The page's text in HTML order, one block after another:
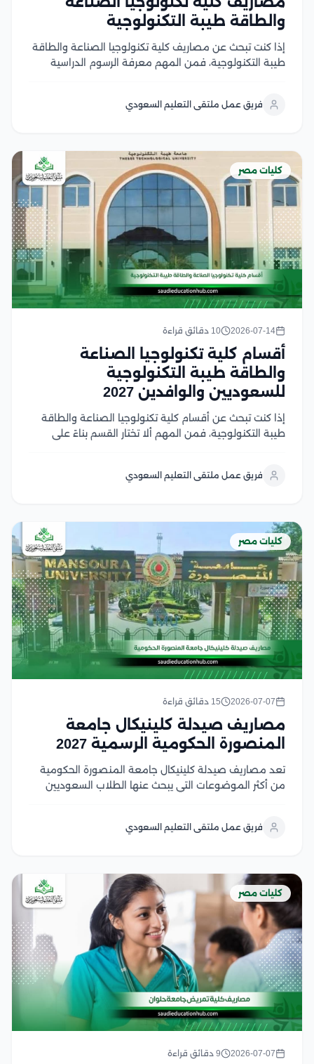
والطاقة طيبة التكنولوجية
إذا كنت تبحث عن مصاريف كلية تكنولوجيا الصناعة والطاقة
طيبة التكنولوجية، فمن المهم معرفة الرسوم الدراسية
العملي والتطبيق الصناعي إلى جانب الدراسة الأكاديمية
فريق عمل ملتقى التعليم السعودي
كليات مصر
2026-07-14 10 دقائق قراءة
أقسام كلية تكنولوجيا الصناعة
والطاقة طيبة التكنولوجية
للسعوديين والوافدين 2027
إذا كنت تبحث عن أقسام كلية تكنولوجيا الصناعة والطاقة
طيبة التكنولوجية، فمن المهم ألا تختار القسم بناءً على
وتتميز الكلية بتقديم برامج تكنولوجية...
فريق عمل ملتقى التعليم السعودي
كليات مصر
2026-07-07 15 دقائق قراءة
مصاريف صيدلة كلينيكال جامعة
المنصورة الحكومية الرسمية 2027
تعد مصاريف صيدلة كلينيكال جامعة المنصورة الحكومية
من أكثر الموضوعات التي يبحث عنها الطلاب السعوديين
من جودة أكاديمية، وتدريب عملي، وشهادة معترف بها
فريق عمل ملتقى التعليم السعودي
كليات مصر
2026-07-07 9 دقائق قراءة